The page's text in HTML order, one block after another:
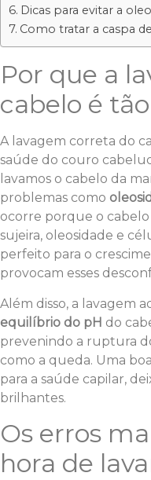
Dicas para evitar a
Como tratar a caspa
Por que a
cabelo é
A lavagem correta do
saúde do couro
lavamos o cabelo da
problemas como
ocorre porque o
sujeira, oleosidade e
perfeito para o
provocam esses
Além disso, a lavagem
equilíbrio do pH do
prevenindo a ruptura
como a queda. Uma
para a saúde capilar,
brilhantes.
Os erros
hora de